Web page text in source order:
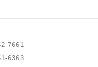
試了電感器的創新加工工
加工方案供應商和TDK合
發了一種複雜的研磨工
7661
6363